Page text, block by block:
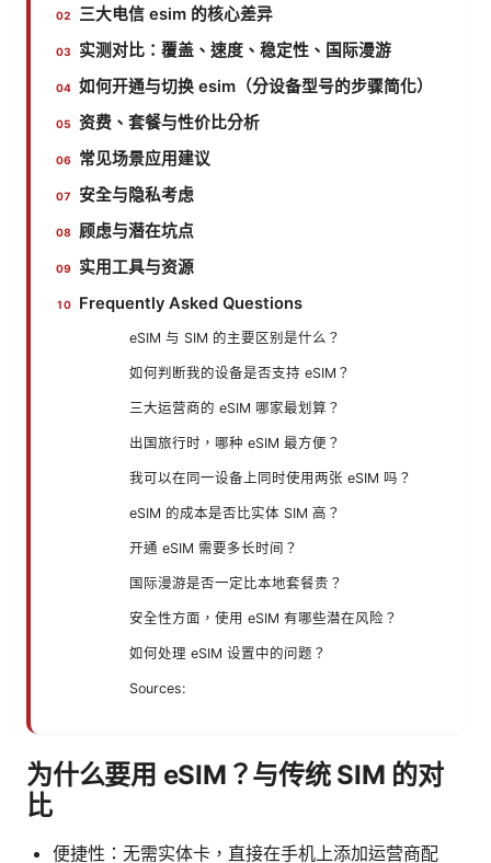
三大电信 esim 的核心差异
实测对比：覆盖、速度、稳定性、国际漫游
如何开通与切换 esim（分设备型号的步骤简化）
资费、套餐与性价比分析
常见场景应用建议
安全与隐私考虑
顾虑与潜在坑点
实用工具与资源
Frequently Asked Questions
eSIM 与 SIM 的主要区别是什么？
如何判断我的设备是否支持 eSIM？
三大运营商的 eSIM 哪家最划算？
出国旅行时，哪种 eSIM 最方便？
我可以在同一设备上同时使用两张 eSIM 吗？
eSIM 的成本是否比实体 SIM 高？
开通 eSIM 需要多长时间？
国际漫游是否一定比本地套餐贵？
安全性方面，使用 eSIM 有哪些潜在风险？
如何处理 eSIM 设置中的问题？
Sources:
为什么要用 eSIM？与传统 SIM 的对
比
便捷性：无需实体卡，直接在手机上添加运营商配